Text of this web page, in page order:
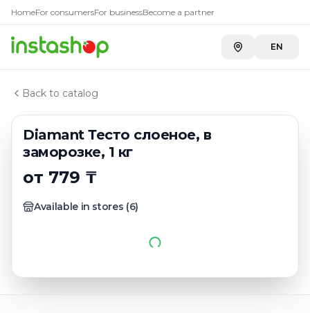
HomeFor consumersFor businessBecome a partner
EN
Back to catalog
Diamant Тесто слоеное, в
заморозке, 1 кг
от 779 ₸
Available in stores (6)
Главная
Каталог
Тесто
Diamant Тесто слоеное, в заморозке, 1 кг
КупитьDiamant Тесто
A-Store на Кенесары Хана